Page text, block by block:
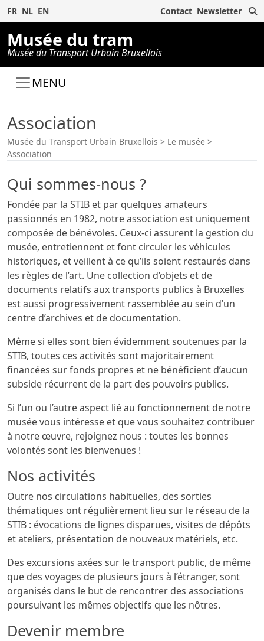
FR NL EN Contact Newsletter
Musée du tram
Musée du Transport Urbain Bruxellois
MENU
Association
Musée du Transport Urbain Bruxellois > Le musée >
Association
Qui sommes-nous ?
Fondée par la STIB et par quelques amateurs
passionnés en 1982, notre association est uniquement
composée de bénévoles. Ceux-ci assurent la gestion du
musée, entretiennent et font circuler les véhicules
historiques, et veillent à ce qu’ils soient restaurés dans
les règles de l’art. Une collection d’objets et de
documents relatifs aux transports publics à Bruxelles
est aussi progressivement rassemblée au sein d’un
centre d’archives et de documentation.
Même si elles sont bien évidemment soutenues par la
STIB, toutes ces activités sont majoritairement
financées sur fonds propres et ne bénéficient d’aucun
subside récurrent de la part des pouvoirs publics.
Si l’un ou l’autre aspect lié au fonctionnement de notre
musée vous intéresse et que vous souhaitez contribuer
à notre œuvre, rejoignez nous : toutes les bonnes
volontés sont les bienvenues !
Nos activités
Outre nos circulations habituelles, des sorties
thématiques ont régulièrement lieu sur le réseau de la
STIB : évocations de lignes disparues, visites de dépôts
et ateliers, présentation de nouveaux matériels, etc.
Des excursions axées sur le transport public, de même
que des voyages de plusieurs jours à l’étranger, sont
organisés dans le but de rencontrer des associations
poursuivant les mêmes objectifs que les nôtres.
Devenir membre